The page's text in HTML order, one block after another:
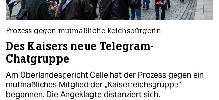
Prozess gegen mutmaßliche Reichsbürgerin
Des Kaisers neue Telegram-
Chatgruppe
Am Oberlandesgericht Celle hat der Prozess gegen ein
mutmaßliches Mitglied der „Kaiserreichsgruppe“
begonnen. Die Angeklagte distanziert sich.